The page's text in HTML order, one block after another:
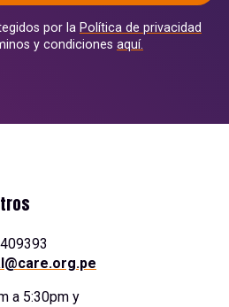
por la Política de privacidad
y condiciones aquí.
a 5:30pm y